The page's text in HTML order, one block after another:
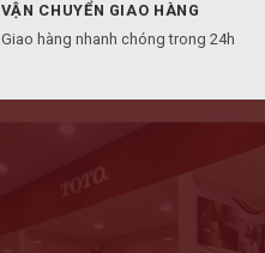
VẬN CHUYỂN GIAO HÀNG
Giao hàng nhanh chóng trong 24h